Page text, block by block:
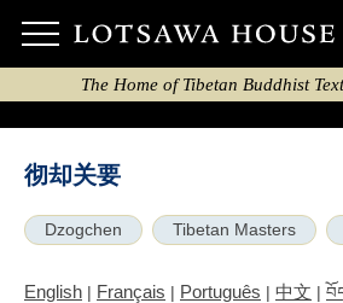
The Home of Tibetan Buddhist
彻却关要
Dzogchen Tibetan Masters
English | Français | Português | 中文 |